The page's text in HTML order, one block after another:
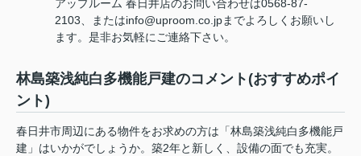
アップルーム 春日井店のお問い合わせは0568-87-
2103、またはinfo@uproom.co.jpまでよろしくお願いし
ます。是非お気軽にご連絡下さい。
林島築浅純白多機能戸建のコメント(おすすめポイ
ント)
春日井市周辺にある物件をお求めの方は「林島築浅純白多機能戸
建」はいかがでしょうか。築2年と新しく、設備の面でも充実。